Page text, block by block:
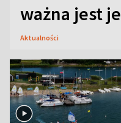
ważna jest
Aktualności